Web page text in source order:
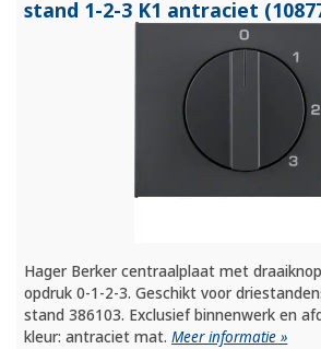
stand 1-2-3 K1 antraciet
Hager Berker centraalplaat met
opdruk 0-1-2-3. Geschikt voor
stand 386103. Exclusief binnenwerk en
kleur: antraciet mat.Meer informatie »